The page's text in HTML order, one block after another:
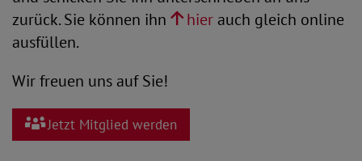
zurück. Sie können ihn
hier auch gleich online
ausfüllen.
Wir freuen uns auf Sie!
Jetzt Mitglied werden